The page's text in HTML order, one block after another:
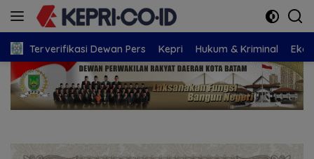
Langsung
Terverifikasi Dewan Pers Kepri Hukum & Kriminal